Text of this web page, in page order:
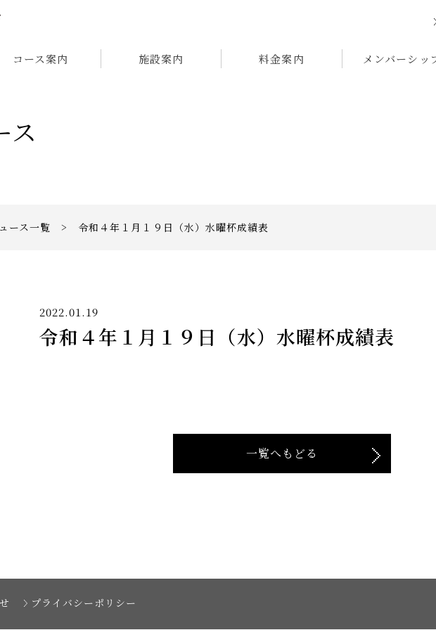
コース案内 施設案内 料金案内 メンバーシッ
ス
ース一覧 > 令和４年１月１９日（水）水曜杯成績表
2022.01.19
令和４年１月１９日（水）水曜杯成績表
一覧へもどる
プライバシーポリシー